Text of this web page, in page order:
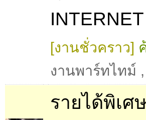
[งานชั่วคราว]
งานพาร์ทไทม์ ,
รายได้พิเศ